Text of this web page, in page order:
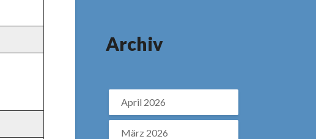
Archiv
April 2026
März 2026